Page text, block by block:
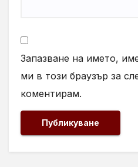
Запазване на името,
ми в този браузър за
коментирам.